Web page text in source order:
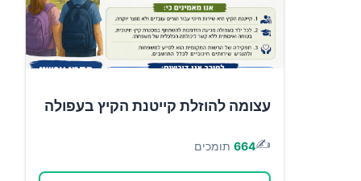
עצומה להוזלת קייטנת הקיץ בעפולה
✍️
664 תומכים